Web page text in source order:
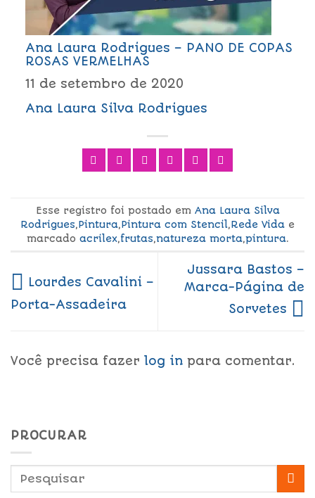
Ana Laura Rodrigues – PANO DE COPAS
ROSAS VERMELHAS
11 de setembro de 2020
Ana Laura Silva Rodrigues
Esse registro foi postado em Ana Laura Silva
Rodrigues,Pintura,Pintura com Stencil,Rede Vida e
marcado acrilex,frutas,natureza morta,pintura.
Lourdes Cavalini –
Porta-Assadeira
Jussara Bastos –
Marca-Página de
Sorvetes
Você precisa fazer log in para comentar.
PROCURAR